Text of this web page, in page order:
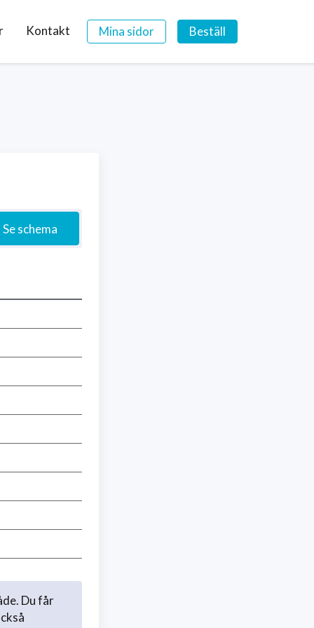
Kontakt Mina sidor Beställ
Se schema
Du får